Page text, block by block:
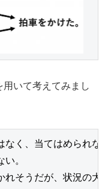
いて考えてみまし
なく、当てはめられな
。
れそうだが、状況の大